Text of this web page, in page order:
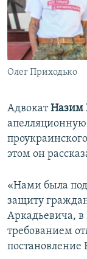
ПОБЕДИТЕЛЕЙ НЕ
ELIFBE
УКРАИНСКАЯ
ПРИСОЕДИНЯЙТЕСЬ!
Олег Приходько
АдвокатНазим
этом он
«Нами была
защиту
Аркадьевича,
требованием
постановление